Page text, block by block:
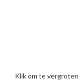
Klik om te vergroten